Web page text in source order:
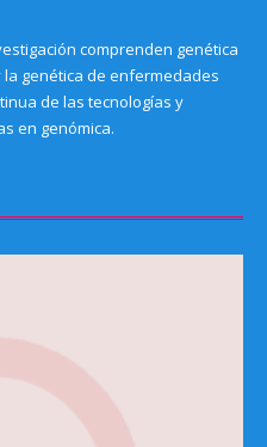
comprenden genética
genética de enfermedades
de las tecnologías y
en genómica.